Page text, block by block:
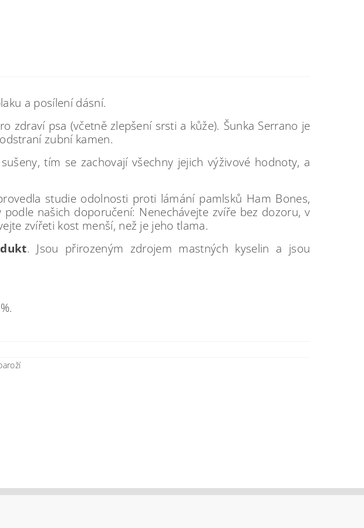
a posílení dásní.
zdraví psa (včetně zlepšení srsti a kůže). Šunka Serrano je
zubní kamen.
tím se zachovají všechny jejich výživové hodnoty, a
studie odolnosti proti lámání pamlsků Ham Bones,
našich doporučení: Nenechávejte zvíře bez dozoru, v
zvířeti kost menší, než je jeho tlama.
. Jsou přirozeným zdrojem mastných kyselin a jsou